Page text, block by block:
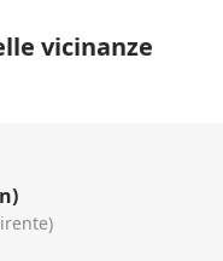
vicinanze